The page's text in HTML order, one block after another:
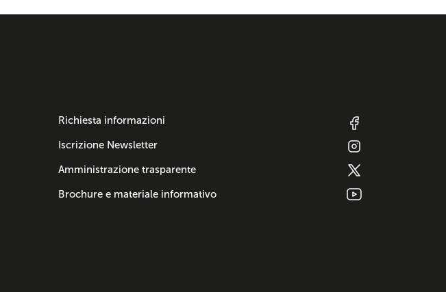
Richiesta informazioni
Iscrizione Newsletter
Amministrazione trasparente
Brochure e materiale informativo